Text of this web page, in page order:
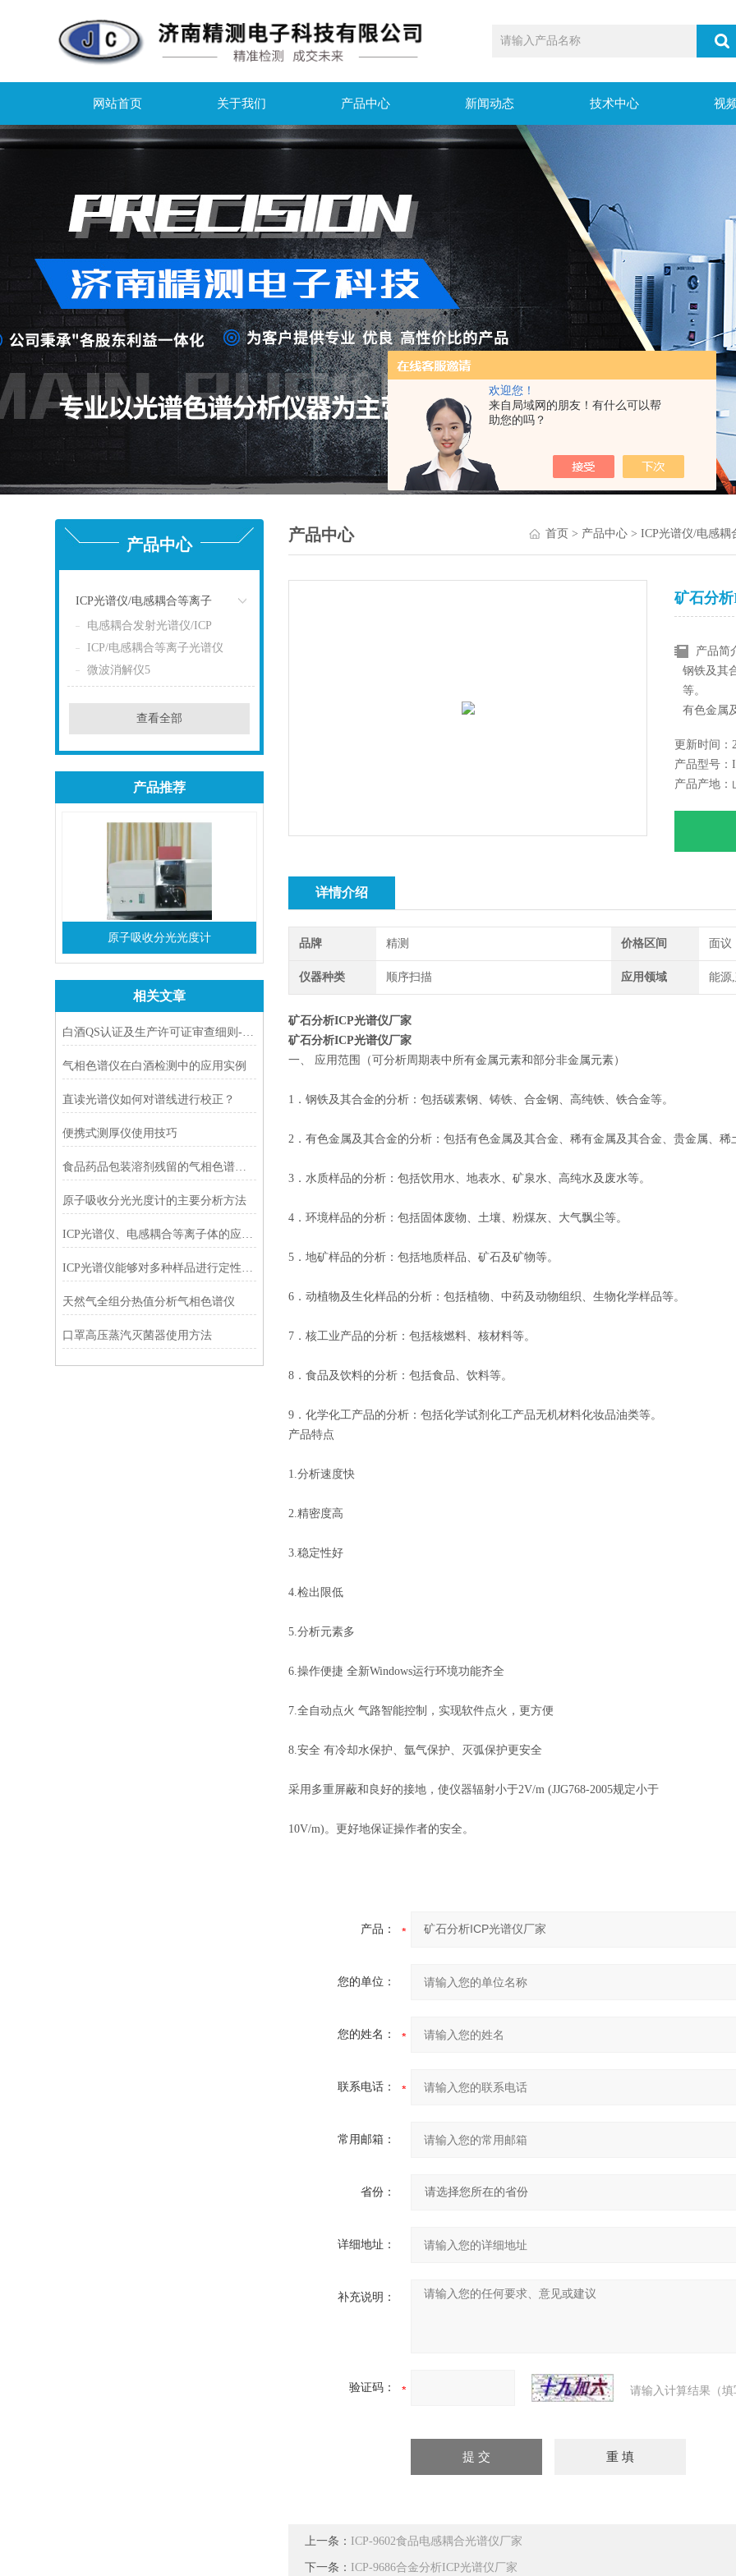
欢迎您！
来自局域网的朋友！有什么可以帮
助您的吗？
网站首页 关于我们 产品中心 新闻动态 技术中心 视
产品中心
ICP光谱仪/电感耦合等离子
点击
电感耦合发射光谱仪/ICP
ICP/电感耦合等离子光谱仪
微波消解仪5
查看全部
产品推荐
原子吸收分光光度计
相关文章
白酒QS认证及生产许可证审查细则-检验仪器部分
气相色谱仪在白酒检测中的应用实例
直读光谱仪如何对谱线进行校正？
便携式测厚仪使用技巧
食品药品包装溶剂残留的气相色谱仪测定方法
原子吸收分光光度计的主要分析方法
ICP光谱仪、电感耦合等离子体的应用范围
ICP光谱仪能够对多种样品进行定性分析
天然气全组分热值分析气相色谱仪
口罩高压蒸汽灭菌器使用方法
产品中心 首页 > 产品中心> ICP光谱仪/电感耦
矿石分
产品简
钢铁及其
等。
有色金属
地矿样品
更新时间：
产品型号：
产品产地：
详情介绍
品牌 精测 价格区间 面议
仪器种类 顺序扫描 应用领域 能源
矿石分析ICP光谱仪厂家
矿石分析ICP光谱仪厂家
一、 应用范围（可分析周期表中所有金属元素和部分非金属元素）
1．钢铁及其合金的分析：包括碳素钢、铸铁、合金钢、高纯铁、铁合金等。
2．有色金属及其合金的分析：包括有色金属及其合金、稀有金属及其合金、贵金属、稀
3．水质样品的分析：包括饮用水、地表水、矿泉水、高纯水及废水等。
4．环境样品的分析：包括固体废物、土壤、粉煤灰、大气飘尘等。
5．地矿样品的分析：包括地质样品、矿石及矿物等。
6．动植物及生化样品的分析：包括植物、中药及动物组织、生物化学样品等。
7．核工业产品的分析：包括核燃料、核材料等。
8．食品及饮料的分析：包括食品、饮料等。
9．化学化工产品的分析：包括化学试剂化工产品无机材料化妆品油类等。
产品特点
1.分析速度快
2.精密度高
3.稳定性好
4.检出限低
5.分析元素多
6.操作便捷 全新Windows运行环境功能齐全
7.全自动点火 气路智能控制，实现软件点火，更方便
8.安全 有冷却水保护、氩气保护、灭弧保护更安全
采用多重屏蔽和良好的接地，使仪器辐射小于2V/m (JJG768-2005规定小于
10V/m)。更好地保证操作者的安全。
产品：
您的单位：
您的姓名：
联系电话：
常用邮箱：
省份：
详细地址：
补充说明：
验证码： 请输入计算结果（
上一条： ICP-9602食品电感耦合光谱仪厂家
下一条： ICP-9686合金分析ICP光谱仪厂家